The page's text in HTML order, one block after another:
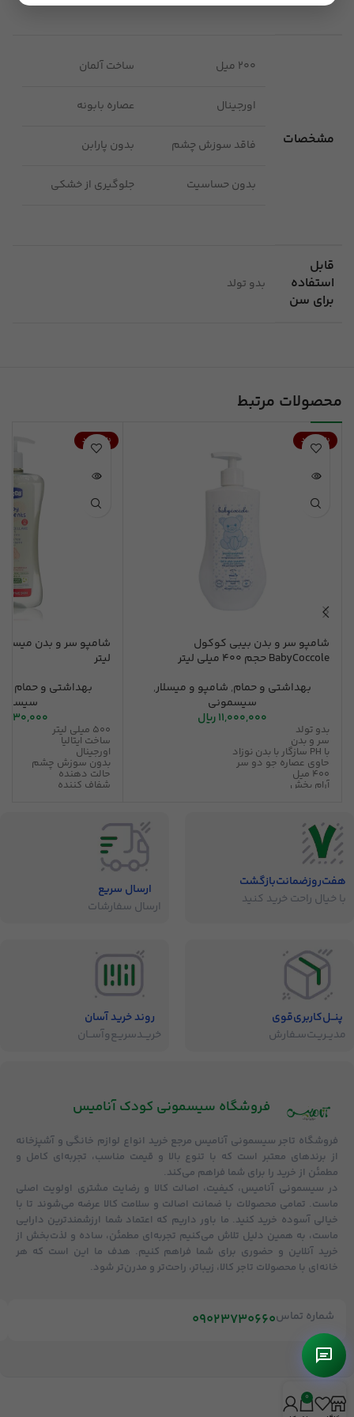
مشخصات
200 میل ساخت آلمان
اورجینال عصاره بابونه
فاقد سوزش چشم بدون پارابن
بدون حساسیت جلوگیری از خشکی
قابل
استفاده
برای سن
بدو تولد
محصولات مرتبط
ناموجود
شامپو سر و بدن بیبی کوکول
BabyCoccole حجم 400 میلی لیتر
بهداشتی و حمام, شامپو و میسلار,
سیسمونی
11,000,000ریال
بدو تولد
سر و بدن
با PH سازگار با بدن نوزاد
حاوی عصاره جو دو سر
400 میل
آرام بخش
ناموجود
لیتر
بهداشتی و حمام
500 میلی لیتر
ساخت ایتالیا
اورجینال
بدون سوزش چشم
حالت دهنده
شفاف کننده
هفت‌روز‌ضمانت‌بازگشت
با خیال راحت خرید کنید
ارسال سریع
ارسال سفارشات
پنــل‌کاربری‌قوی
مدیــریـت‌سـفارش
روند خرید آسان
خریــد‌سریـع‌و‌آســان
فروشگاه‌ سیسمونی کودک آنامیس
فروشگاه تاجر سیسمونی آنامیس مرجع خرید انواع لوازم خانگی و آشپزخانه
از برندهای معتبر است که با تنوع بالا و قیمت مناسب، تجربه‌ای کامل و
مطمئن از خرید را برای شما فراهم می‌کند.
در سیسمونی آنامیس، کیفیت، اصالت کالا و رضایت مشتری اولویت اصلی
ماست. تمامی محصولات با ضمانت اصالت و سلامت کالا عرضه می‌شوند تا با
خیالی آسوده خرید کنید. ما باور داریم که اعتماد شما ارزشمندترین دارایی
ماست، به همین دلیل تلاش می‌کنیم تجربه‌ای مطمئن، ساده و لذت‌بخش از
خرید آنلاین و حضوری برای شما فراهم کنیم. هدف ما این است که هر
خانه‌ای با محصولات تاجر کالا، زیباتر، راحت‌تر و مدرن‌تر شود.
شماره تماس09023730660
0